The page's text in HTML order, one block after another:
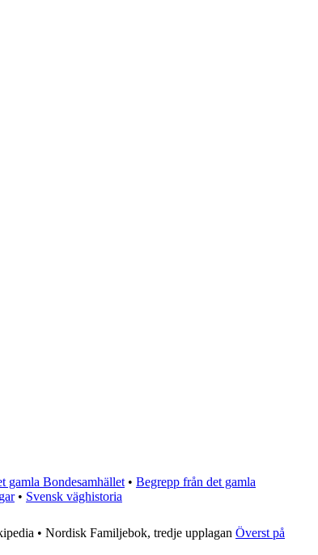
gamla Bondesamhället • Begrepp från det gamla
• Svensk väghistoria
• Nordisk Familjebok, tredje upplagan Överst på